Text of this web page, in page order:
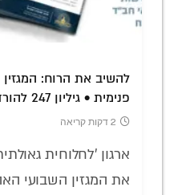
להשיב את הרוח:
פנימית • גיליון 247 להורדה
2 דקות קריאה
ארגון 'לחלוחית
את המגזין השבועי